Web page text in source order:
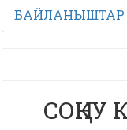
БАЙЛАНЫШТАР
СОҢКУ